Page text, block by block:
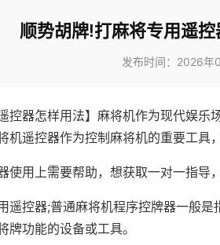
顺势胡牌!打麻将专用遥
发布时间：2026年
遥控器怎样用法】麻将机作为现代娱
机遥控器作为控制麻将机的重要工具
使用上需要帮助，想获取一对一指导
遥控器;普通麻将机程序控牌器一般
牌功能的设备或工具。